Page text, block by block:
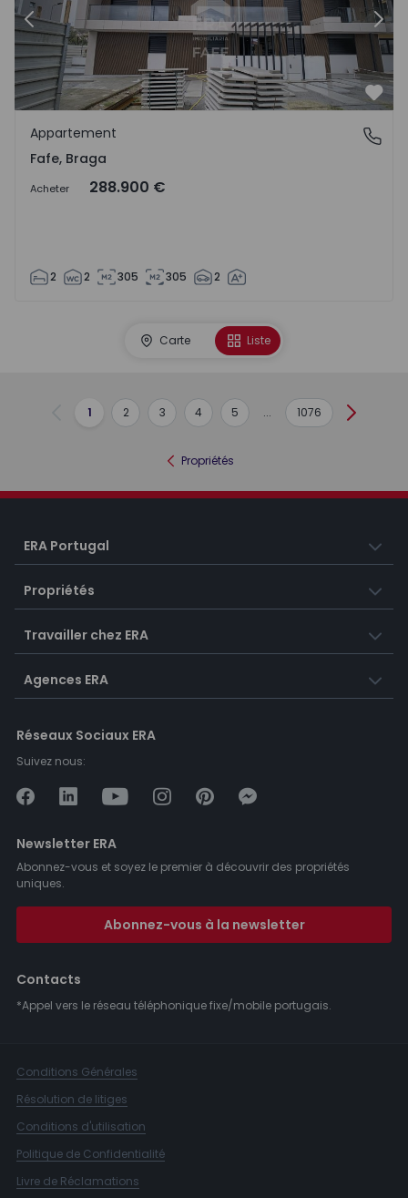
Précédent
Fafe, Braga
Appartement
Fafe, Braga
Acheter 288.900 €
2 2 305 305 2
Carte Liste
Précédent
1 2 3 4 5 ... 1076 Suivant
Propriétés
ERA Portugal
Propriétés
Travailler chez ERA
Agences ERA
Réseaux Sociaux ERA
Suivez nous:
Newsletter ERA
Abonnez-vous et soyez le premier à découvrir des propriétés
uniques.
Abonnez-vous à la newsletter
Contacts
*Appel vers le réseau téléphonique fixe/mobile portugais.
Conditions Générales
Résolution de litiges
Conditions d'utilisation
Politique de Confidentialité
Livre de Réclamations